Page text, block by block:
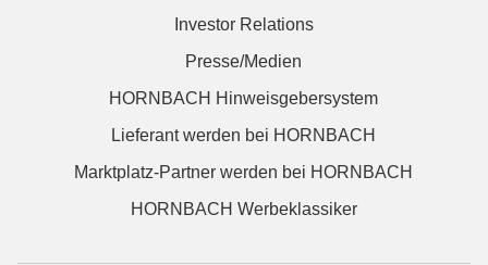
Investor Relations
Presse/Medien
HORNBACH Hinweisgebersystem
Lieferant werden bei HORNBACH
Marktplatz-Partner werden bei HORNBACH
HORNBACH Werbeklassiker